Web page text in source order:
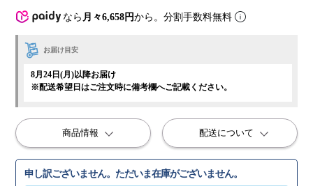
なら 月々6,658円から。分割手数料無料
お届け目安
8月24日(月)以降お届け
※配送希望日はご注文時に備考欄へご記載ください。
商品情報 配送について
申し訳ございません。ただいま在庫がございません。